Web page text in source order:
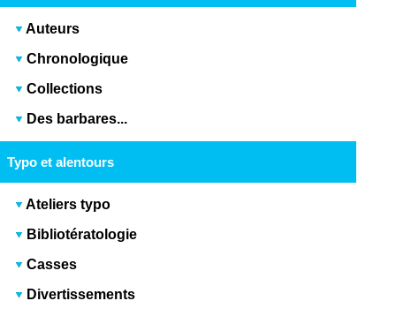
Auteurs
Chronologique
Collections
Des barbares...
Typo et alentours
Ateliers typo
Bibliotératologie
Casses
Divertissements